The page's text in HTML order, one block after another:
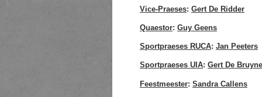
Vice-Praeses: Gert De Ridder
Quaestor: Guy Geens
Sportpraeses RUCA: Jan Peeters
Sportpraeses UIA: Gert De Bruyne
Feestmeester: Sandra Callens